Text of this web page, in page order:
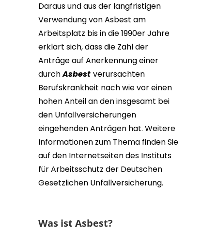
Daraus und aus der langfristigen
Verwendung von Asbest am
Arbeitsplatz bis in die 1990er Jahre
erklärt sich, dass die Zahl der
Anträge auf Anerkennung einer
durchAsbest verursachten
Berufskrankheit nach wie vor einen
hohen Anteil an den insgesamt bei
den Unfallversicherungen
eingehenden Anträgen hat. Weitere
Informationen zum Thema finden Sie
auf den Internetseiten des Instituts
für Arbeitsschutz der Deutschen
Gesetzlichen Unfallversicherung.
Was ist Asbest?